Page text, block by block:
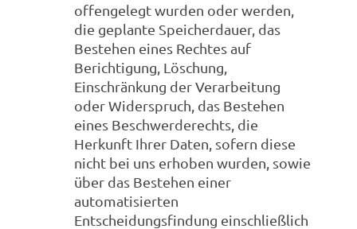
offengelegt wurden oder werden,
die geplante Speicherdauer, das
Bestehen eines Rechtes auf
Berichtigung, Löschung,
Einschränkung der Verarbeitung
oder Widerspruch, das Bestehen
eines Beschwerderechts, die
Herkunft Ihrer Daten, sofern diese
nicht bei uns erhoben wurden, sowie
über das Bestehen einer
automatisierten
Entscheidungsfindung einschließlich